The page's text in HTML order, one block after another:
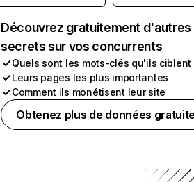
Découvrez gratuitement d'autres
secrets sur vos concurrents
Quels sont les mots-clés qu'ils ciblent
Leurs pages les plus importantes
Comment ils monétisent leur site
Obtenez plus de données